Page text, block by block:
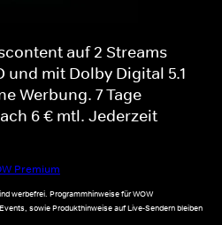
auf 2 Streams
und mit Dolby Digital 5.1
Werbung. 7 Tage
6 € mtl. Jederzeit
Premium
werbefrei. Programmhinweise für WOW
sowie Produkthinweise auf Live-Sendern bleiben